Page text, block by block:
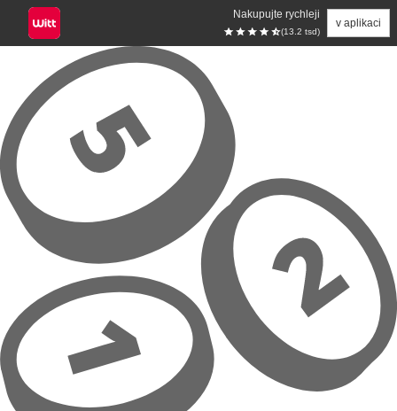
Nakupujte rychleji
(13.2 tsd)
v aplikaci
Přeskočit na hlavní obsah